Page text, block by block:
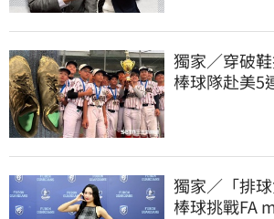
獨家／穿破
棒球隊赴美
獨家／「排
棒球挑戰FA